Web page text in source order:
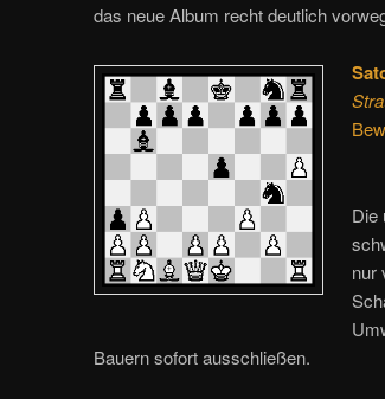
das neue Album recht deutlich
Die
nur
Bauern sofort ausschließen.